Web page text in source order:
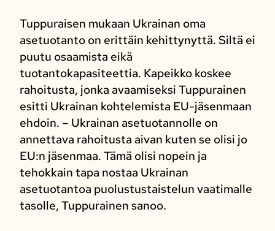
Tuppuraisen mukaan Ukrainan oma
asetuotanto on erittäin kehittynyttä. Siltä ei
puutu osaamista eikä
tuotantokapasiteettia. Kapeikko koskee
rahoitusta, jonka avaamiseksi Tuppurainen
esitti Ukrainan kohtelemista EU-jäsenmaan
ehdoin. – Ukrainan asetuotannolle on
annettava rahoitusta aivan kuten se olisi jo
EU:n jäsenmaa. Tämä olisi nopein ja
tehokkain tapa nostaa Ukrainan
asetuotantoa puolustustaistelun vaatimalle
tasolle, Tuppurainen sanoo.